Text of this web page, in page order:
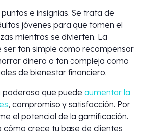
e insignias. Se trata de
jóvenes para que tomen el
mientras se divierten. La
ser tan simple como recompensar
dinero o tan compleja como
de bienestar financiero.
poderosa que puede aumentar la
, compromiso y satisfacción. Por
el potencial de la gamificación.
crece tu base de clientes